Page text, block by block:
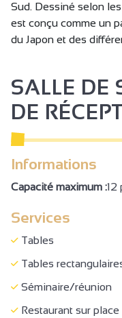
Sud. Dessiné selon
est conçu comme un
du Japon et des
SALLE DE
DE
Informations
Capacité maximum :12
Services
Tables
Tables
Séminaire/réunion
Restaurant sur place